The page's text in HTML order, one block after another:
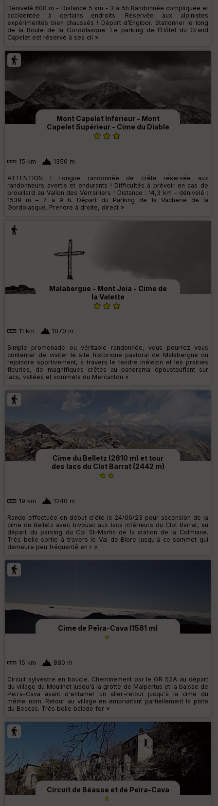
Dénivelé 600 m - Distance 5 km - 3 à 5h Randonnée compliquée et
accidentée à certains endroits. Réservée aux alpinistes
expérimentés bien chaussés ! Départ d’Engiboï. Stationner le long
de la Route de la Gordolasque. Le parking de l’Hôtel du Grand
Capelet est réservé à ses cli »
Mont Capelet Inférieur - Mont
Capelet Supérieur - Cime du Diable
15 km 1350 m
ATTENTION ! Longue randonnée de crête réservée aux
randonneurs avertis et endurants ! Difficultés à prévoir en cas de
brouillard au Vallon des Verrairiers ! Distance : 14,3 km – dénivelé :
1539 m – 7 à 9 h. Départ du Parking de la Vacherie de la
Gordolasque. Prendre à droite, direct »
Malabergue - Mont Joia - Cime de
la Valette
11 km 1070 m
Simple promenade ou véritable randonnée, vous pourrez vous
contenter de visiter le site historique pastoral de Malabergue ou
rejoindre sportivement, à travers le tendre mélézin et les prairies
fleuries, de magnifiques crêtes au panorama époustouflant sur
lacs, vallées et sommets du Mercantou »
Cime du Belletz (2610 m) et tour
des lacs du Clot Barrat (2442 m)
19 km 1240 m
Rando effectuée en début d'été le 24/06/23 pour ascension de la
cime du Belletz avec bivouac aux lacs inférieurs du Clot Barrat, au
départ du parking du Col St-Martin de la station de la Colmiane.
Très belle sortie à travers le Val de Blore jusqu'à ce sommet qui
demeure peu fréquenté en r »
Cime de Peïra-Cava (1581 m)
15 km 880 m
Circuit sylvestre en boucle. Cheminement par le GR 52A au départ
du village du Moulinet jusqu'à la grotte de Malpertus et la baisse de
Peïra-Cava avant d'entamer un aller-retour jusqu'à la cime du
même nom. Retour au village en empruntant partiellement la piste
du Beccas. Très belle balade for »
Circuit de Béasse et de Peïra-Cava